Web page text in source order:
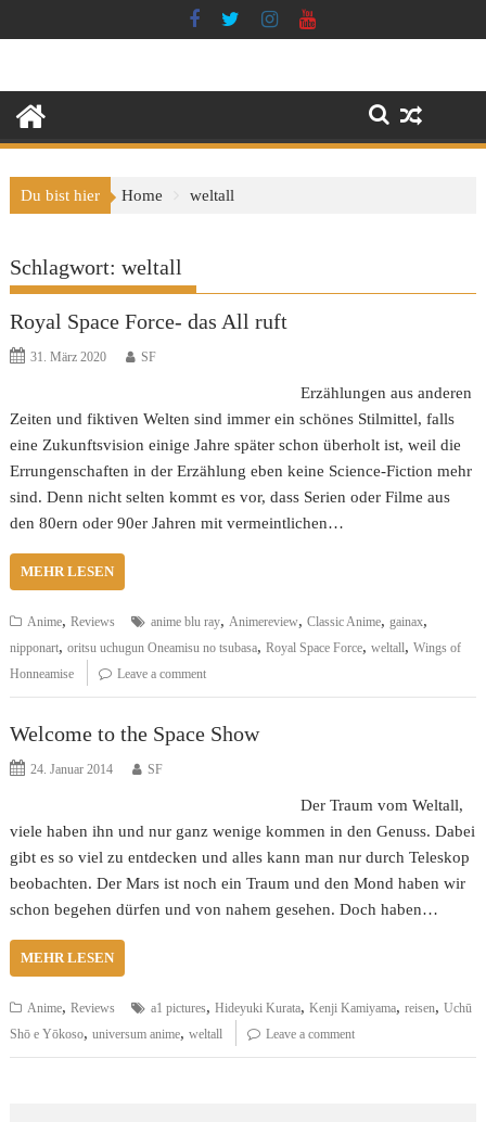
to
Du bist hier Home weltall
Schlagwort:weltall
Royal Space Force- das All ruft
31. März 2020 SF
Erzählungen aus anderen
Zeiten und fiktiven Welten sind immer ein schönes Stilmittel, falls
eine Zukunftsvision einige Jahre später schon überholt ist, weil die
Errungenschaften in der Erzählung eben keine Science-Fiction mehr
sind. Denn nicht selten kommt es vor, dass Serien oder Filme aus
den 80ern oder 90er Jahren mit vermeintlichen…
MEHR LESEN
Anime,Reviews anime blu ray, Animereview,Classic Anime,gainax,
nipponart,oritsu uchugun Oneamisu no tsubasa,Royal Space Force,weltall,Wings of
Honneamise
Leave a comment
Welcome to the Space Show
24. Januar 2014 SF
Der Traum vom Weltall,
viele haben ihn und nur ganz wenige kommen in den Genuss. Dabei
gibt es so viel zu entdecken und alles kann man nur durch Teleskop
beobachten. Der Mars ist noch ein Traum und den Mond haben wir
schon begehen dürfen und von nahem gesehen. Doch haben…
MEHR LESEN
Anime,Reviews a1 pictures,Hideyuki Kurata,Kenji Kamiyama,reisen,Uchū
Shō e Yōkoso,universum anime,weltall Leave a comment